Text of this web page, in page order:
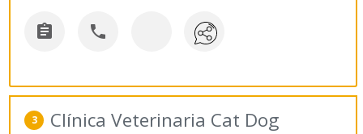
 
3 Clínica Veterinaria Cat Dog